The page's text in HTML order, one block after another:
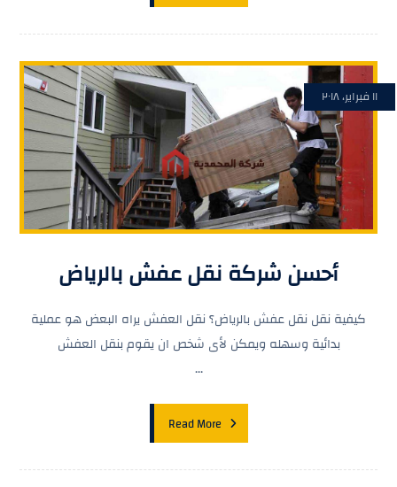
أحسن شركة نقل عفش بالرياض
١١ فبراير، ٢٠١٨
كيفية نقل نقل عفش بالرياض؟ نقل العفش يراه البعض هو عملية
بدائية وسهله ويمكن لأى شخص ان يقوم بنقل العفش
...
Read More